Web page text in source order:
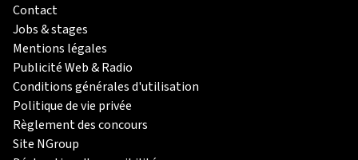
Contact
Jobs & stages
Mentions légales
Publicité Web & Radio
Conditions générales d'utilisation
Politique de vie privée
Règlement des concours
Site NGroup